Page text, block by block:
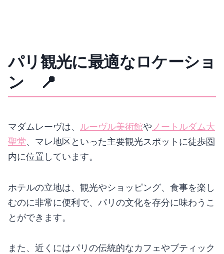
パリ観光に最適なロケーショ
ン 📍
マダムレーヴは、 ルーヴル美術館やノートルダム大
聖堂、マレ地区といった主要観光スポットに徒歩圏
内に位置しています。
ホテルの立地は、観光やショッピング、食事を楽し
むのに非常に便利で、パリの文化を存分に味わうこ
とができます。
また、近くにはパリの伝統的なカフェやブティック